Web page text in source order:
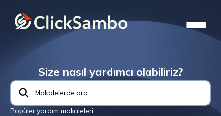
Size nasıl yardımcı olabiliriz?
Popüler yardım makaleleri :